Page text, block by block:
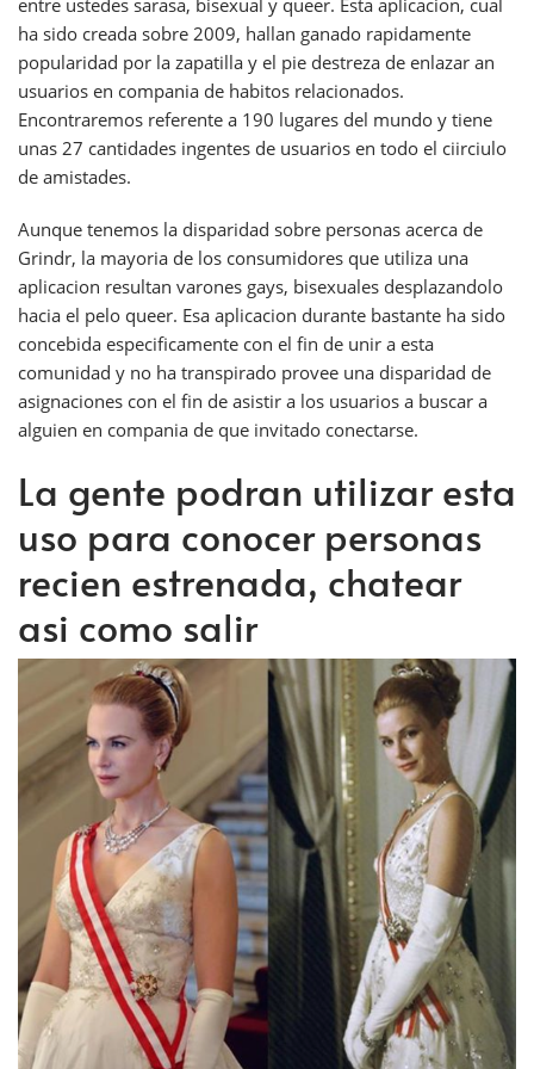
entre ustedes sarasa, bisexual y queer. Esta aplicacion, cual
ha sido creada sobre 2009, hallan ganado rapidamente
popularidad por la zapatilla y el pie destreza de enlazar an
usuarios en compania de habitos relacionados.
Encontraremos referente a 190 lugares del mundo y tiene
unas 27 cantidades ingentes de usuarios en todo el ciirciulo
de amistades.
Aunque tenemos la disparidad sobre personas acerca de
Grindr, la mayoria de los consumidores que utiliza una
aplicacion resultan varones gays, bisexuales desplazandolo
hacia el pelo queer. Esa aplicacion durante bastante ha sido
concebida especificamente con el fin de unir a esta
comunidad y no ha transpirado provee una disparidad de
asignaciones con el fin de asistir a los usuarios a buscar a
alguien en compania de que invitado conectarse.
La gente podran utilizar esta
uso para conocer personas
recien estrenada, chatear
asi como salir